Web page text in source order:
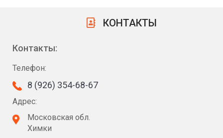
КОНТАКТЫ
Контакты:
Телефон:
8 (926) 354-68-67
Адрес:
Московская обл.
Химки